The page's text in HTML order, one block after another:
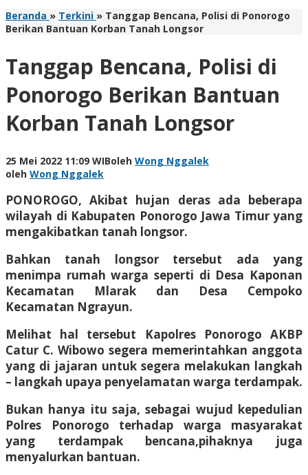
Beranda » Terkini » Tanggap Bencana, Polisi di Ponorogo
Berikan Bantuan Korban Tanah Longsor
Tanggap Bencana, Polisi di
Ponorogo Berikan Bantuan
Korban Tanah Longsor
25 Mei 2022 11:09 WIBoleh Wong Nggalek
oleh Wong Nggalek
PONOROGO, Akibat hujan deras ada beberapa
wilayah di Kabupaten Ponorogo Jawa Timur yang
mengakibatkan tanah longsor.
Bahkan tanah longsor tersebut ada yang
menimpa rumah warga seperti di Desa Kaponan
Kecamatan Mlarak dan Desa Cempoko
Kecamatan Ngrayun.
Melihat hal tersebut Kapolres Ponorogo AKBP
Catur C. Wibowo segera memerintahkan anggota
yang di jajaran untuk segera melakukan langkah
– langkah upaya penyelamatan warga terdampak.
Bukan hanya itu saja, sebagai wujud kepedulian
Polres Ponorogo terhadap warga masyarakat
yang terdampak bencana,pihaknya juga
menyalurkan bantuan.